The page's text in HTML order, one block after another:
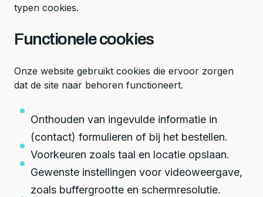
typen cookies.
Functionele cookies
Onze website gebruikt cookies die ervoor zorgen
dat de site naar behoren functioneert.
Onthouden van ingevulde informatie in
(contact) formulieren of bij het bestellen.
Voorkeuren zoals taal en locatie opslaan.
Gewenste instellingen voor videoweergave,
zoals buffergrootte en schermresolutie.